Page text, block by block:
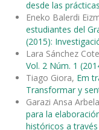
desde las
Eneko Balerdi
estudiantes del
(2015):
Lara Sánchez
Vol. 2 Núm. 1
Tiago Giora, Em
Transformar y
Garazi Ansa
para la
históricos a